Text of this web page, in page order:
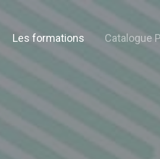
Les formations Catalogue